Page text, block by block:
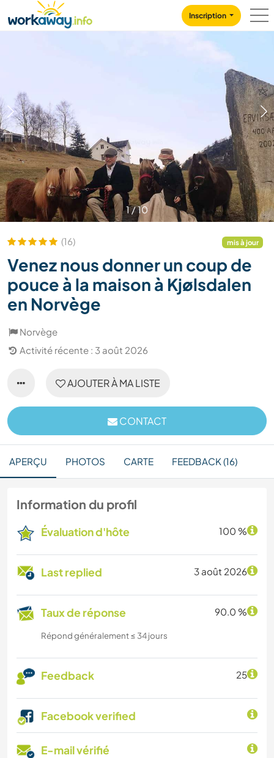
CONTENT
MAIN NAVIGATION
Inscription
1/10
(16) mis à jour
Venez nous donner un coup de
pouce à la maison à Kjølsdalen
en Norvège
Norvège
Activité récente : 3 août 2026
AJOUTER À MA LISTE
CONTACT
APERÇU PHOTOS CARTE FEEDBACK (16)
Information du profil
Évaluation d'hôte 100 %
Last replied 3 août 2026
Taux de réponse 90.0 %
Répond généralement ≤ 34 jours
Feedback 25
Facebook verified
E-mail vérifié